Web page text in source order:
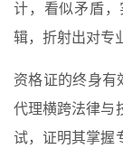
计，看似矛盾
辑，折射出对专
资格证的终身有
代理横跨法律与
试，证明其掌握